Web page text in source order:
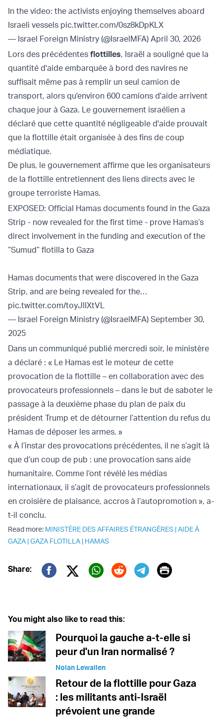
In the video: the activists enjoying themselves aboard
Israeli vessels pic.twitter.com/0sz8kDpKLX
— Israel Foreign Ministry (@IsraelMFA) April 30, 2026
Lors des précédentes flottilles, Israël a souligné que la
quantité d'aide embarquée à bord des navires ne
suffisait même pas à remplir un seul camion de
transport, alors qu'environ 600 camions d'aide arrivent
chaque jour à Gaza. Le gouvernement israélien a
déclaré que cette quantité négligeable d'aide prouvait
que la flottille était organisée à des fins de coup
médiatique.
De plus, le gouvernement affirme que les organisateurs
de la flottille entretiennent des liens directs avec le
groupe terroriste Hamas.
EXPOSED: Official Hamas documents found in the Gaza
Strip - now revealed for the first time - prove Hamas’s
direct involvement in the funding and execution of the
“Sumud” flotilla to Gaza
Hamas documents that were discovered in the Gaza
Strip, and are being revealed for the…
pic.twitter.com/toyJlIXtVL
— Israel Foreign Ministry (@IsraelMFA) September 30,
2025
Dans un communiqué publié mercredi soir, le ministère
a déclaré : « Le Hamas est le moteur de cette
provocation de la flottille – en collaboration avec des
provocateurs professionnels – dans le but de saboter le
passage à la deuxième phase du plan de paix du
président Trump et de détourner l’attention du refus du
Hamas de déposer les armes. »
« À l’instar des provocations précédentes, il ne s’agit là
que d’un coup de pub : une provocation sans aide
humanitaire. Comme l’ont révélé les médias
internationaux, il s’agit de provocateurs professionnels
en croisière de plaisance, accros à l’autopromotion », a-
t-il conclu.
Read more: MINISTÈRE DES AFFAIRES ÉTRANGÈRES |AIDE À
GAZA |GAZA FLOTILLA | HAMAS
Share:
Twitter (X)
Print
You might also like to read this:
Pourquoi la gauche a-t-elle si
peur d'un Iran normalisé ?
Nolan Lewallen
Retour de la flottille pour Gaza
: les militants anti-Israël
prévoient une grande